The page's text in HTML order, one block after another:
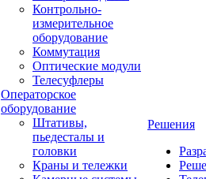
Контрольно-
измерительное
оборудование
Коммутация
Оптические модули
Телесуфлеры
Операторское
оборудование
Штативы,
пьедесталы и
головки
Краны и тележки
Решения